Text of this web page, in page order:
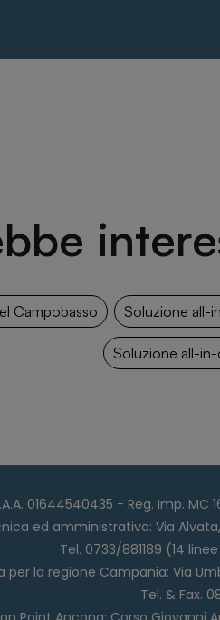
Campobasso Soluzione all-
Soluzione all-
01644540435 - Reg. Imp.
ed amministrativa: Via
Tel. 0733/881189 (14
per la regione Campania: Via
Tel. & Fax.